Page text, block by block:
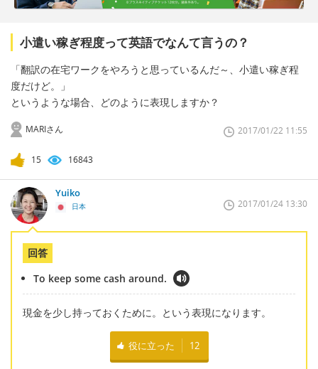
小遣い稼ぎ程度って英語でなんて言うの？
「翻訳の在宅ワークをやろうと思っているんだ～、小遣い稼ぎ程
度だけど。」
というような場合、どのように表現しますか？
MARIさん 2017/01/22 11:55
15 16843
Yuiko
日本 2017/01/24 13:30
回答
To keep some cash around.
現金を少し持っておくために。という表現になります。
役に立った 12